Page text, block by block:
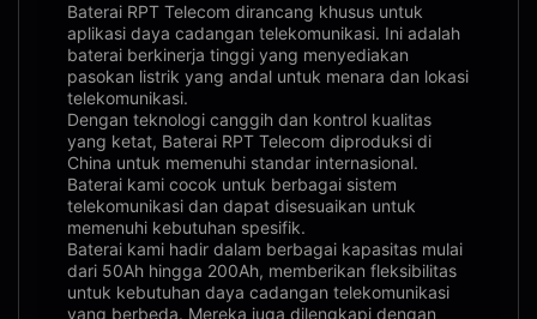
Baterai RPT Telecom dirancang khusus untuk
aplikasi daya cadangan telekomunikasi. Ini adalah
baterai berkinerja tinggi yang menyediakan
pasokan listrik yang andal untuk menara dan lokasi
telekomunikasi.
Dengan teknologi canggih dan kontrol kualitas
yang ketat, Baterai RPT Telecom diproduksi di
China untuk memenuhi standar internasional.
Baterai kami cocok untuk berbagai sistem
telekomunikasi dan dapat disesuaikan untuk
memenuhi kebutuhan spesifik.
Baterai kami hadir dalam berbagai kapasitas mulai
dari 50Ah hingga 200Ah, memberikan fleksibilitas
untuk kebutuhan daya cadangan telekomunikasi
yang berbeda. Mereka juga dilengkapi dengan